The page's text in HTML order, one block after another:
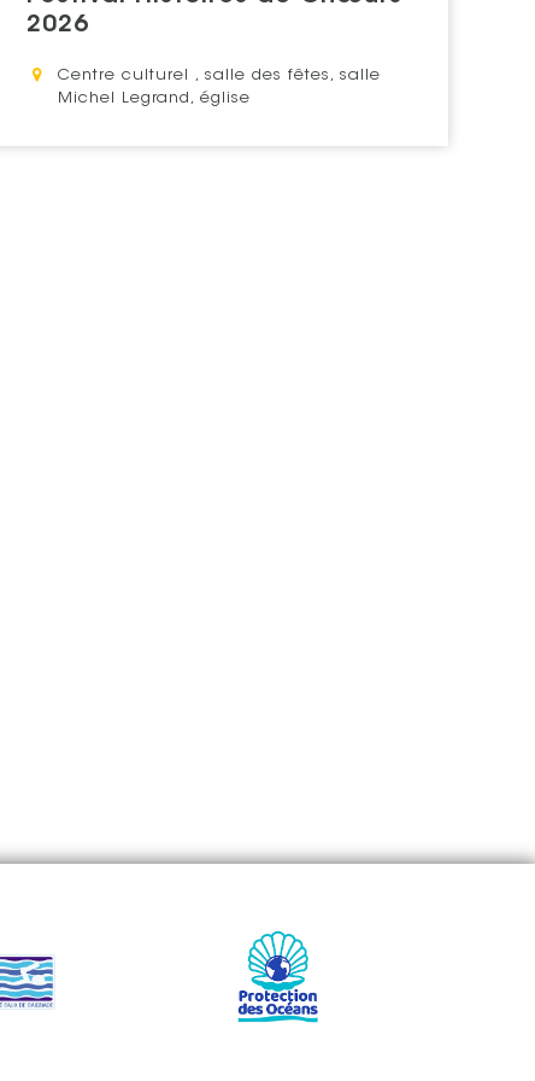
2026
Lieu : "Centre culturel , salle des fêtes, salle
Michel Legrand, église